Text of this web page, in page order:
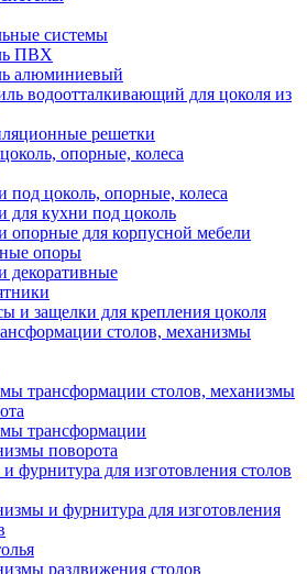
системы
ПВХ
алюминиевый
водоотталкивающий для цоколя из
решетки
опорные, колеса
под цоколь, опорные, колеса
для кухни под цоколь
опорные для корпусной мебели
опоры
декоративные
и защелки для крепления цоколя
столов, механизмы
трансформации столов, механизмы
трансформации
поворота
фурнитура для изготовления столов
и фурнитура для изготовления
раздвижения столов